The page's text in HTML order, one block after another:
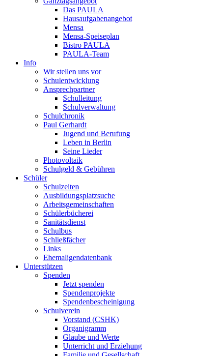
Das PAULA
Hausaufgabenangebot
Mensa
Mensa-Speiseplan
Bistro PAULA
PAULA-Team
Info
Wir stellen uns vor
Schulentwicklung
Ansprechpartner
Schulleitung
Schulverwaltung
Schulchronik
Paul Gerhardt
Jugend und Berufung
Leben in Berlin
Seine Lieder
Photovoltaik
Schulgeld & Gebühren
Schüler
Schulzeiten
Ausbildungsplatzsuche
Arbeitsgemeinschaften
Schülerbücherei
Sanitätsdienst
Schulbus
Schließfächer
Links
Ehemaligendatenbank
Unterstützen
Spenden
Jetzt spenden
Spendenprojekte
Spendenbescheinigung
Schulverein
Vorstand (CSHK)
Organigramm
Glaube und Werte
Unterricht und Erziehung